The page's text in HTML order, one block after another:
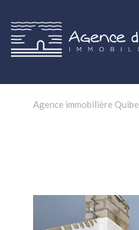
Agence immobilière